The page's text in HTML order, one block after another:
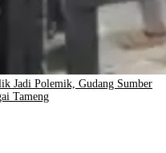
Jadi Polemik, Gudang Sumber
Tameng